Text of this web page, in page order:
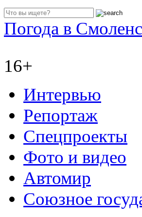
Погода в
16+
Интервью
Репортаж
Спецпроекты
Фото и видео
Автомир
Союзное